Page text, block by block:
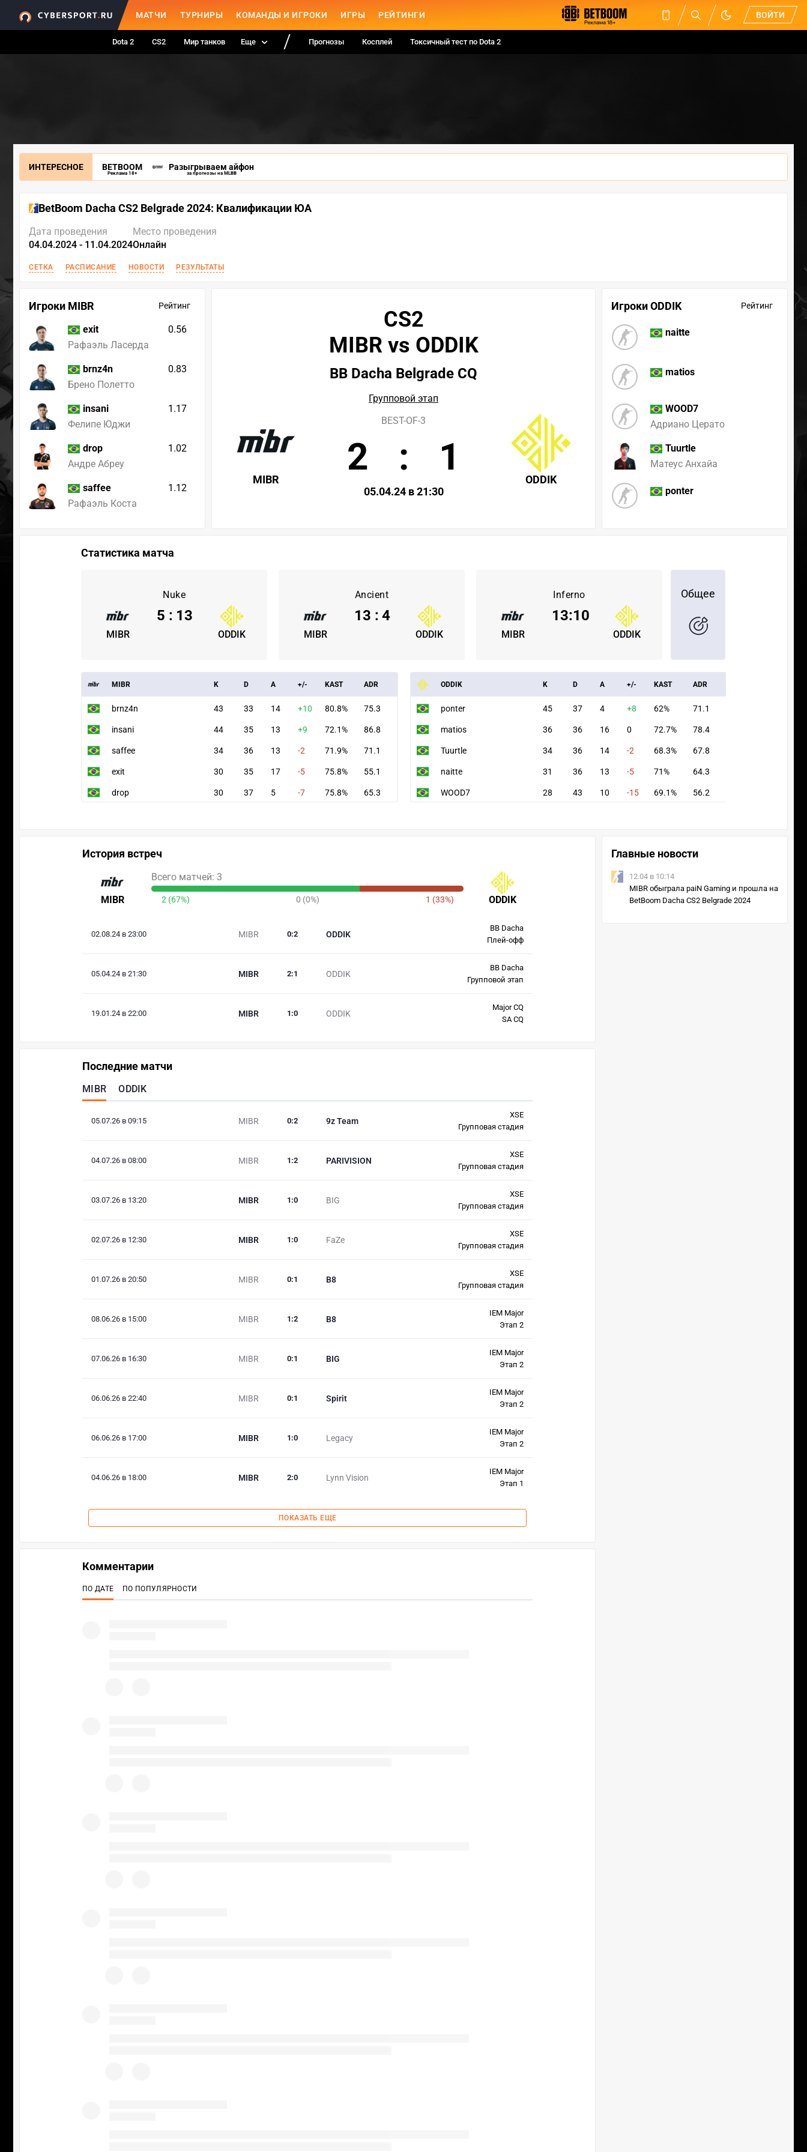
МАТЧИ ТУРНИРЫ КОМАНДЫ И ИГРОКИ ИГРЫ РЕЙТИНГИ ВОЙТИ
Dota 2 CS2 Мир танков Еще Прогнозы Косплей Токсичный тест по Dota 2
ИНТЕРЕСНОЕ BETBOOM
Реклама 18+
Разыгрываем айфон
за прогнозы на MLBB
BetBoom Dacha CS2 Belgrade 2024: Квалификации ЮА
Дата проведения
04.04.2024 - 11.04.2024
Место проведения
Онлайн
СЕТКА РАСПИСАНИЕ НОВОСТИ РЕЗУЛЬТАТЫ
Игроки MIBR Рейтинг
exit
Рафаэль Ласерда
0.56
brnz4n
Брено Полетто
0.83
insani
Фелипе Юджи
1.17
drop
Андре Абреу
1.02
saffee
Рафаэль Коста
1.12
Игроки ODDIK Рейтинг
naitte
matios
WOOD7
Адриано Церато
Tuurtle
Матеус Анхайа
ponter
CS2
MIBR vs ODDIK
BB Dacha Belgrade CQ
Групповой этап
MIBR ODDIK
BEST-OF-3
2 : 1
05.04.24 в 21:30
Статистика матча
Nuke
MIBR ODDIK
5 : 13
Ancient
MIBR ODDIK
13 : 4
Inferno
MIBR ODDIK
13:10
Общее
MIBR K D A +/- KAST ADR
brnz4n 43 33 14 +10 80.8% 75.3
insani 44 35 13 +9 72.1% 86.8
saffee 34 36 13 -2 71.9% 71.1
exit 30 35 17 -5 75.8% 55.1
drop 30 37 5 -7 75.8% 65.3
ODDIK K D A +/- KAST ADR
ponter 45 37 4 +8 62% 71.1
matios 36 36 16 0 72.7% 78.4
Tuurtle 34 36 14 -2 68.3% 67.8
naitte 31 36 13 -5 71% 64.3
WOOD7 28 43 10 -15 69.1% 56.2
История встреч
MIBR ODDIK
Всего матчей: 3
2 (67%) 0 (0%) 1 (33%)
02.08.24 в 23:00 MIBR ODDIK
0:2
BB Dacha
Плей-офф
05.04.24 в 21:30 MIBR ODDIK
2:1
BB Dacha
Групповой этап
19.01.24 в 22:00 MIBR ODDIK
1 :0
Major CQ
SA CQ
Последние матчи
MIBR ODDIK
05.07.26 в 09:15 MIBR 9z Team
0:2
XSE
Групповая стадия
04.07.26 в 08:00 MIBR PARIVISION
1 :2
XSE
Групповая стадия
03.07.26 в 13:20 MIBR BIG
1 :0
XSE
Групповая стадия
02.07.26 в 12:30 MIBR FaZe
1 :0
XSE
Групповая стадия
01.07.26 в 20:50 MIBR B8
0:1
XSE
Групповая стадия
08.06.26 в 15:00 MIBR B8
1 :2
IEM Major
Этап 2
07.06.26 в 16:30 MIBR BIG
0:1
IEM Major
Этап 2
06.06.26 в 22:40 MIBR Spirit
0:1
IEM Major
Этап 2
06.06.26 в 17:00 MIBR Legacy
1 :0
IEM Major
Этап 2
04.06.26 в 18:00 MIBR Lynn Vision
2:0
IEM Major
Этап 1
ПОКАЗАТЬ ЕЩЕ
Главные новости
12.04 в 10:14
MIBR обыграла paiN Gaming и прошла на
BetBoom Dacha CS2 Belgrade 2024
Комментарии
ПО ДАТЕ ПО ПОПУЛЯРНОСТИ